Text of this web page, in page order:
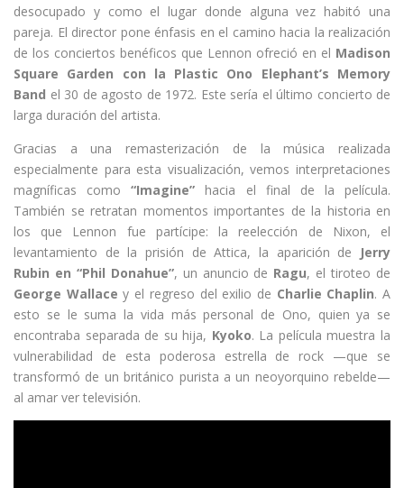
desocupado y como el lugar donde alguna vez habitó una
pareja. El director pone énfasis en el camino hacia la realización
de los conciertos benéficos que Lennon ofreció en el Madison
Square Garden con la Plastic Ono Elephant’s Memory
Band el 30 de agosto de 1972. Este sería el último concierto de
larga duración del artista.
Gracias a una remasterización de la música realizada
especialmente para esta visualización, vemos interpretaciones
magníficas como“Imagine” hacia el final de la película.
También se retratan momentos importantes de la historia en
los que Lennon fue partícipe: la reelección de Nixon, el
levantamiento de la prisión de Attica, la aparición de
Jerry
Rubin en “Phil Donahue”, un anuncio de Ragu, el tiroteo de
George Wallace y el regreso del exilio de Charlie Chaplin. A
esto se le suma la vida más personal de Ono, quien ya se
encontraba separada de su hija, Kyoko. La película muestra la
vulnerabilidad de esta poderosa estrella de rock —que se
transformó de un británico purista a un neoyorquino rebelde—
al amar ver televisión.